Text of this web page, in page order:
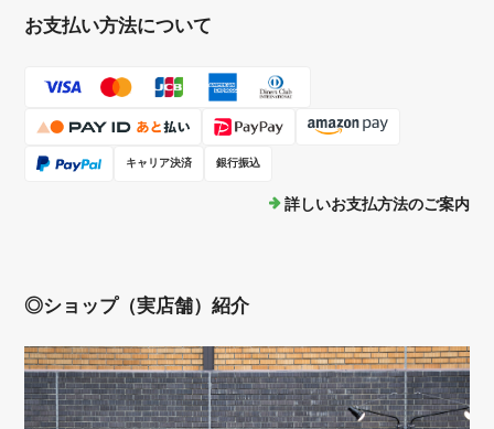
お支払い方法について
キャリア決済 銀行振込
詳しいお支払方法のご案内
◎ショップ（実店舗）紹介